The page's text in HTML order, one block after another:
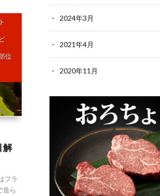
位
解
フラ
造ら
2024年3月
2021年4月
2020年11月